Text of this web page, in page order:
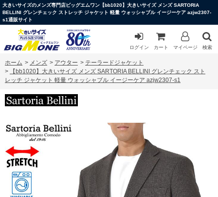
大きいサイズのメンズ専門店ビッグエムワン【bb1020】大きいサイズ メンズ SARTORIA
BELLINI グレンチェック ストレッチ ジャケット 軽量 ウォッシャブル イージーケア azjw2307-
s1通販サイト
ログイン カート マイページ 検索
ホーム > メンズ > アウター > テーラードジャケット
>
【bb1020】大きいサイズ メンズ SARTORIA BELLINI グレンチェック スト
レッチ ジャケット 軽量 ウォッシャブル イージーケア azjw2307-s1